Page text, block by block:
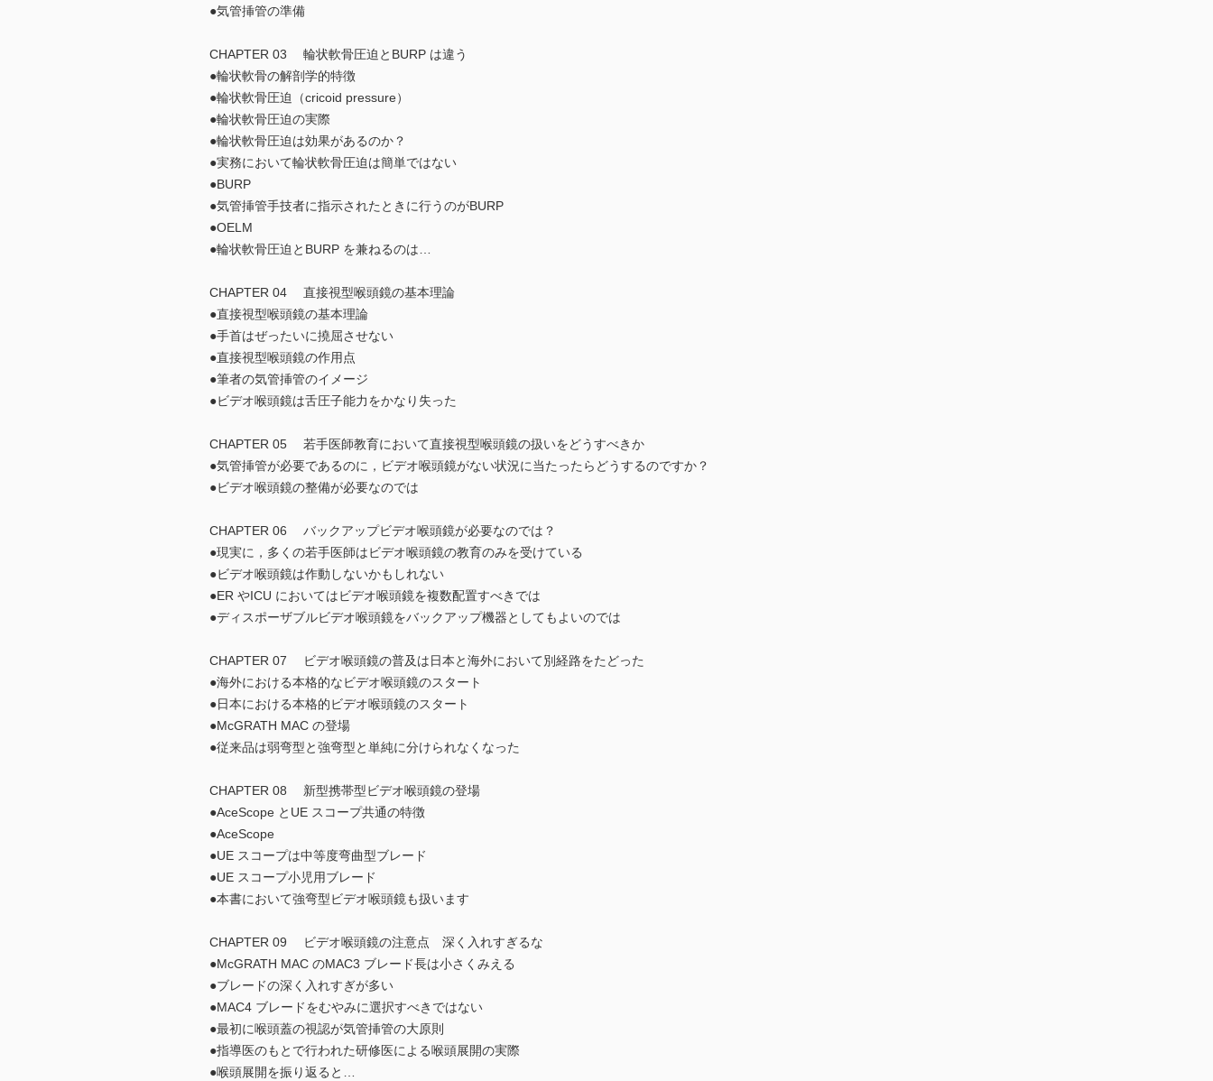
●気管挿管の準備
CHAPTER 03 輪状軟骨圧迫とBURP は違う
●輪状軟骨の解剖学的特徴
●輪状軟骨圧迫（cricoid pressure）
●輪状軟骨圧迫の実際
●輪状軟骨圧迫は効果があるのか？
●実務において輪状軟骨圧迫は簡単ではない
●BURP
●気管挿管手技者に指示されたときに行うのがBURP
●OELM
●輪状軟骨圧迫とBURP を兼ねるのは…
CHAPTER 04 直接視型喉頭鏡の基本理論
●直接視型喉頭鏡の基本理論
●手首はぜったいに撓屈させない
●直接視型喉頭鏡の作用点
●筆者の気管挿管のイメージ
●ビデオ喉頭鏡は舌圧子能力をかなり失った
CHAPTER 05 若手医師教育において直接視型喉頭鏡の扱いをどうすべきか
●気管挿管が必要であるのに，ビデオ喉頭鏡がない状況に当たったらどうするのですか？
●ビデオ喉頭鏡の整備が必要なのでは
CHAPTER 06 バックアップビデオ喉頭鏡が必要なのでは？
●現実に，多くの若手医師はビデオ喉頭鏡の教育のみを受けている
●ビデオ喉頭鏡は作動しないかもしれない
●ER やICU においてはビデオ喉頭鏡を複数配置すべきでは
●ディスポーザブルビデオ喉頭鏡をバックアップ機器としてもよいのでは
CHAPTER 07 ビデオ喉頭鏡の普及は日本と海外において別経路をたどった
●海外における本格的なビデオ喉頭鏡のスタート
●日本における本格的ビデオ喉頭鏡のスタート
●McGRATH MAC の登場
●従来品は弱弯型と強弯型と単純に分けられなくなった
CHAPTER 08 新型携帯型ビデオ喉頭鏡の登場
●AceScope とUE スコープ共通の特徴
●AceScope
●UE スコープは中等度弯曲型ブレード
●UE スコープ小児用ブレード
●本書において強弯型ビデオ喉頭鏡も扱います
CHAPTER 09 ビデオ喉頭鏡の注意点 深く入れすぎるな
●McGRATH MAC のMAC3 ブレード長は小さくみえる
●ブレードの深く入れすぎが多い
●MAC4 ブレードをむやみに選択すべきではない
●最初に喉頭蓋の視認が気管挿管の大原則
●指導医のもとで行われた研修医による喉頭展開の実際
●喉頭展開を振り返ると…